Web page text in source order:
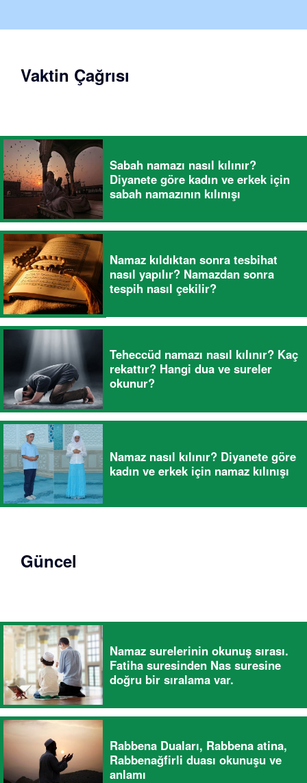
Vaktin Çağrısı
Sabah namazı nasıl kılınır?
Diyanete göre kadın ve erkek için
sabah namazının kılınışı
Namaz kıldıktan sonra tesbihat
nasıl yapılır? Namazdan sonra
tespih nasıl çekilir?
Teheccüd namazı nasıl kılınır? Kaç
rekattır? Hangi dua ve sureler
okunur?
Namaz nasıl kılınır? Diyanete göre
kadın ve erkek için namaz kılınışı
Güncel
Namaz surelerinin okunuş sırası.
Fatiha suresinden Nas suresine
doğru bir sıralama var.
Rabbena Duaları, Rabbena atina,
Rabbenağfirli duası okunuşu ve
anlamı